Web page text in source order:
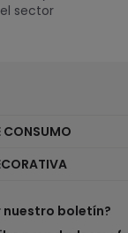
sector
CONSUMO
LED
nuestro boletín?